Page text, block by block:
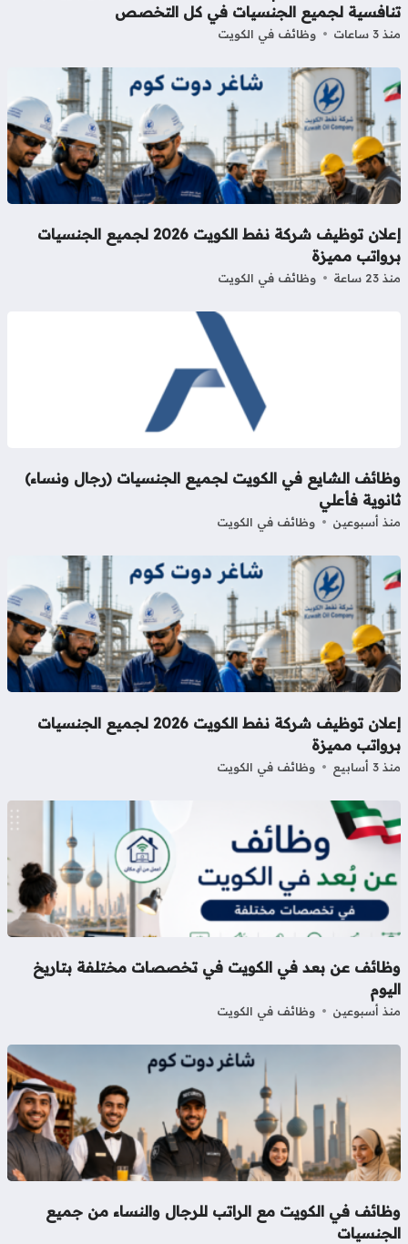
لجميع الجنسيات في كل التخصص
ساعات وظائف في الكويت
إعلان توظيف شركة نفط الكويت 2026 لجميع الجنسيات
مميزة
ساعة وظائف في الكويت
الشايع في الكويت لجميع الجنسيات (رجال ونساء)
فأعلي
أسبوعين وظائف في الكويت
إعلان توظيف شركة نفط الكويت 2026 لجميع الجنسيات
مميزة
أسابيع وظائف في الكويت
عن بعد في الكويت في تخصصات مختلفة بتاريخ
أسبوعين وظائف في الكويت
في الكويت مع الراتب للرجال والنساء من جميع